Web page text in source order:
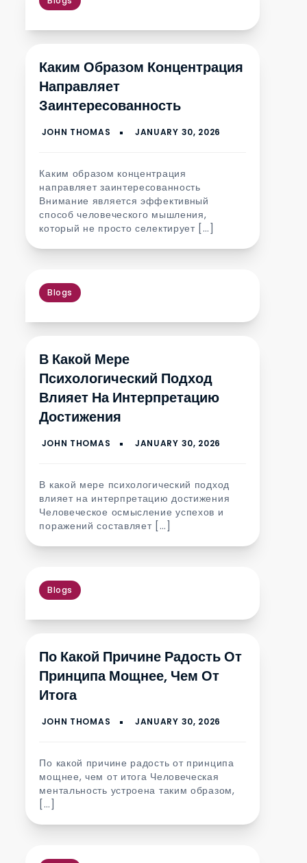
Каким Образом Концентрация
Направляет
Заинтересованность
Каким образом концентрация
направляет заинтересованность
Внимание является эффективный
способ человеческого мышления,
который не просто селектирует […]
Blogs
В Какой Мере
Психологический Подход
Влияет На Интерпретацию
Достижения
В какой мере психологический подход
влияет на интерпретацию достижения
Человеческое осмысление успехов и
поражений составляет […]
Blogs
По Какой Причине Радость От
Принципа Мощнее, Чем От
Итога
По какой причине радость от принципа
мощнее, чем от итога Человеческая
ментальность устроена таким образом,
[…]